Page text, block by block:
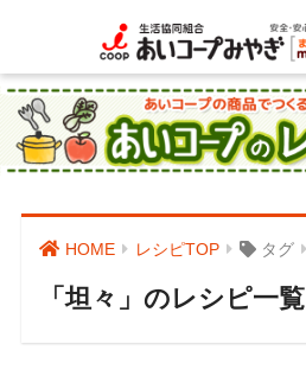
HOME レシピTOP タグ
「坦々」のレシピ一覧